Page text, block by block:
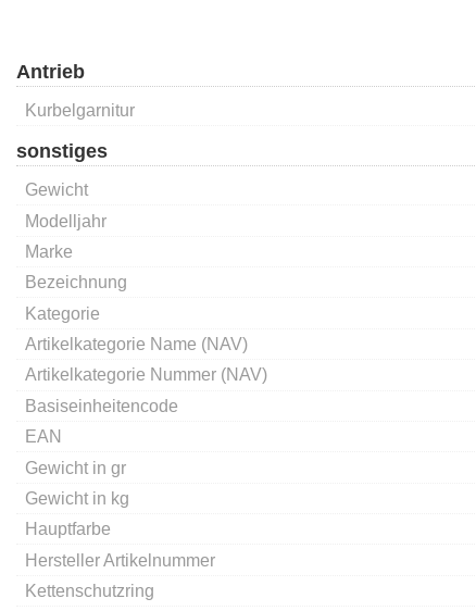
Antrieb
Kurbelgarnitur
sonstiges
Gewicht
Modelljahr
Marke
Bezeichnung
Kategorie
Artikelkategorie Name (NAV)
Artikelkategorie Nummer (NAV)
Basiseinheitencode
EAN
Gewicht in gr
Gewicht in kg
Hauptfarbe
Hersteller Artikelnummer
Kettenschutzring